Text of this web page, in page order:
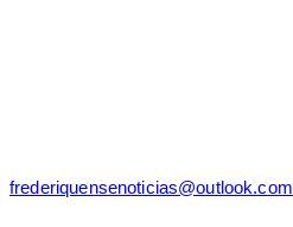
frederiquensenoticias@outlook.com